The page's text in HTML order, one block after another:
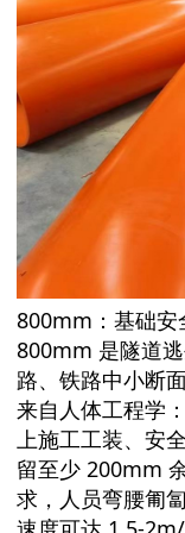
800mm：基础安
800mm 是隧道
路、铁路中小断
来自人体工程学
上施工工装、安
留至少 200mm
求，人员弯腰匍